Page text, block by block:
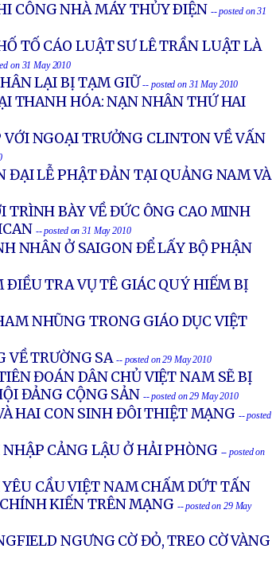
CÔNG NHÀ MÁY THỦY ÐIỆN -- posted on 31
TỐ CÁO LUẬT SƯ LÊ TRẦN LUẬT LÀ
on 31 May 2010
LẠI BỊ TẠM GIỮ -- posted on 31 May 2010
THANH HÓA: NẠN NHÂN THỨ HAI
NGOẠI TRƯỞNG CLINTON VỀ VẤN
ĐẠI LỄ PHẬT ĐẢN TẠI QUẢNG NAM VÀ
TRÌNH BÀY VỀ ĐỨC ÔNG CAO MINH
-- posted on 31 May 2010
NHÂN Ở SAIGON ĐỂ LẤY BỘ PHẬN
TRA VỤ TÊ GIÁC QUÝ HIẾM BỊ
NHŨNG TRONG GIÁO DỤC VIỆT
VỀ TRƯỜNG SA -- posted on 29 May 2010
ĐOÁN DÂN CHỦ VIỆT NAM SẼ BỊ
ĐẢNG CỘNG SẢN -- posted on 29 May 2010
HAI CON SINH ĐÔI THIỆT MẠNG -- posted
CẢNG LẬU Ở HẢI PHÒNG -- posted on
CẦU VIỆT NAM CHẤM DỨT TẤN
KIẾN TRÊN MẠNG -- posted on 29 May
NGƯNG CỜ ĐỎ, TREO CỜ VÀNG